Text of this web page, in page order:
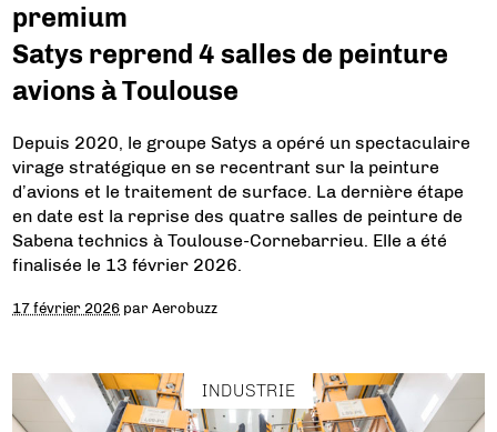
premium
Satys reprend 4 salles de peinture
avions à Toulouse
Depuis 2020, le groupe Satys a opéré un spectaculaire
virage stratégique en se recentrant sur la peinture
d’avions et le traitement de surface. La dernière étape
en date est la reprise des quatre salles de peinture de
Sabena technics à Toulouse-Cornebarrieu. Elle a été
finalisée le 13 février 2026.
17 février 2026 parAerobuzz
INDUSTRIE